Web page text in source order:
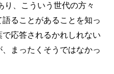
り、こういう世代の方々
ることがあることを知っ
応答されるかれしれない
まったくそうではなかっ